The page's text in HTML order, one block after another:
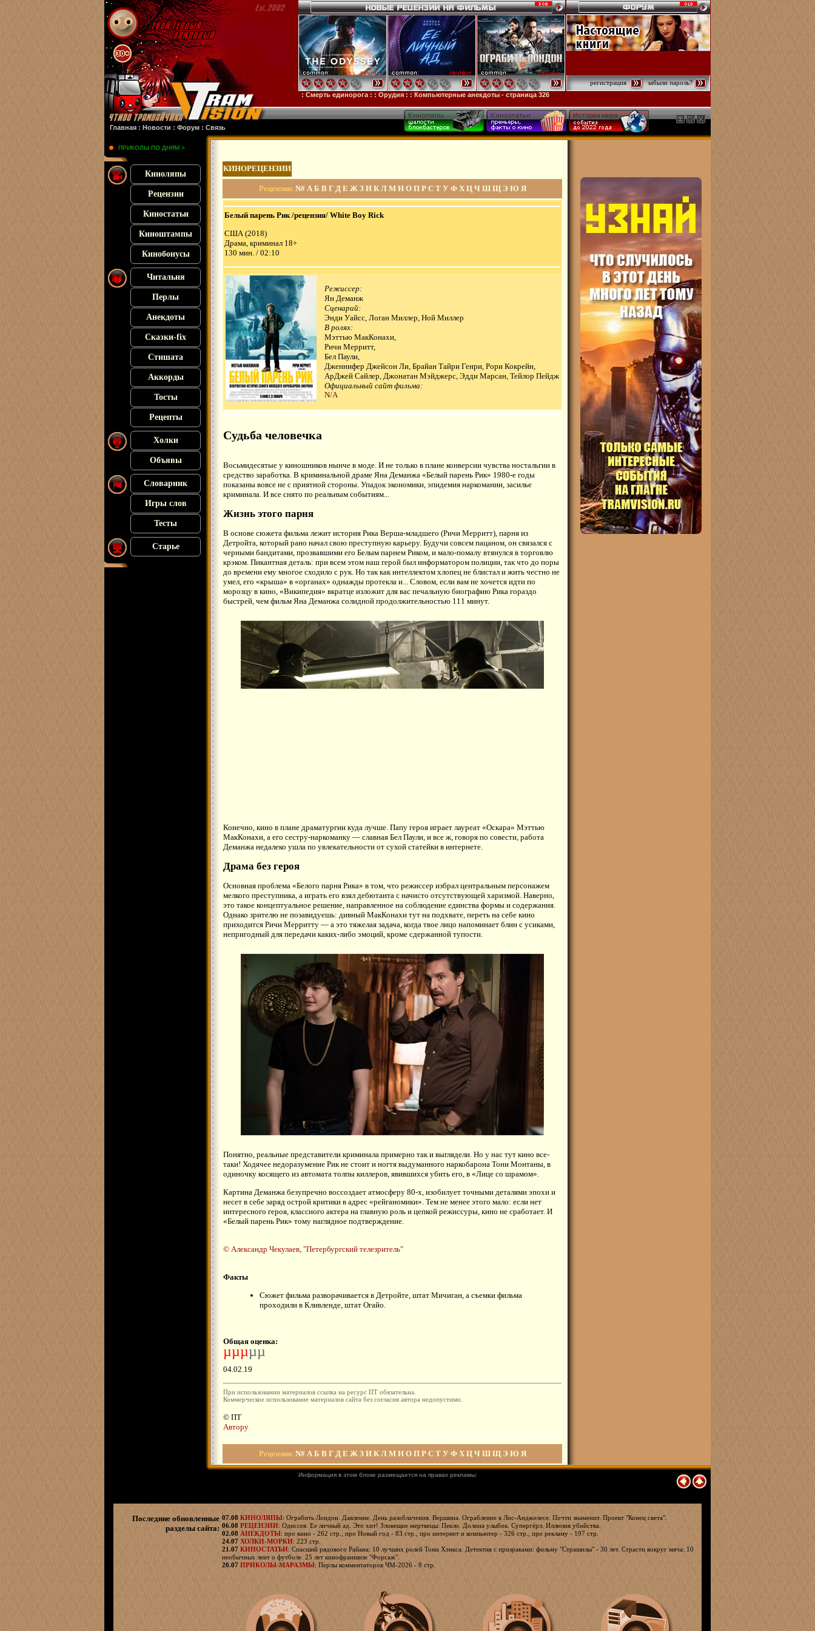
Главная : Новости : Форум : Связь
2 : : Похищенная Франкенштейн: :Микки 17: :Субстанция: :28 лет спустя Смерть единорога: :Орудия : :Компьютерные анекдоты - страница 326
регистрация забыли пароль?
ПРИКОЛЫ ПО ДНЯМ >
Киноляпы
Рецензии
Киностатьи
Киноштампы
Кинобонусы
Читальня
Перлы
Анекдоты
Сказки-fix
Стишата
Аккорды
Тосты
Рецепты
Холки
Объявы
Словарник
Игры слов
Тесты
Старье
КИНОРЕЦЕНЗИИ
Рецензии: N# А Б В Г Д Е Ж З И К Л М Н О П Р С Т У Ф Х Ц Ч Ш Щ Э Ю Я
Белый парень Рик /рецензия/ White Boy Rick
США (2018)
Драма, криминал 18+
130 мин. / 02:10
Режиссер:
Ян Деманж
Сценарий:
Энди Уайсс, Логан Миллер, Ной Миллер
В ролях:
Мэттью МакКонахи,
Ричи Мерритт,
Бел Паули,
Дженнифер Джейсон Ли, Брайан Тайри Генри, Рори Кокрейн,
АрДжей Сайлер, Джонатан Мэйджерс, Эдди Марсан, Тейлор Пейдж
Официальный сайт фильма:
N/A
Судьба человечка
Восьмидесятые у киношников нынче в моде. И не только в плане конверсии чувства ностальгии в
средство заработка. В криминальной драме Яна Деманжа «Белый парень Рик» 1980-е годы
показаны вовсе не с приятной стороны. Упадок экономики, эпидемия наркомании, засилье
криминала. И все снято по реальным событиям...
Жизнь этого парня
В основе сюжета фильма лежит история Рика Верша-младшего (Ричи Мерритт), парня из
Детройта, который рано начал свою преступную карьеру. Будучи совсем пацаном, он связался с
черными бандитами, прозвавшими его Белым парнем Риком, и мало-помалу втянулся в торговлю
крэком. Пикантная деталь: при всем этом наш герой был информатором полиции, так что до поры
до времени ему многое сходило с рук. Но так как интеллектом хлопец не блистал и жить честно не
умел, его «крыша» в «органах» однажды протекла и... Словом, если вам не хочется идти по
морозцу в кино, «Википедия» вкратце изложит для вас печальную биографию Рика гораздо
быстрей, чем фильм Яна Деманжа солидной продолжительностью 111 минут.
Конечно, кино в плане драматургии куда лучше. Папу героя играет лауреат «Оскара» Мэттью
МакКонахи, а его сестру-наркоманку — славная Бел Паули, и все ж, говоря по совести, работа
Деманжа недалеко ушла по увлекательности от сухой статейки в интернете.
Драма без героя
Основная проблема «Белого парня Рика» в том, что режиссер избрал центральным персонажем
мелкого преступника, а играть его взял дебютанта с начисто отсутствующей харизмой. Наверно,
это такое концептуальное решение, направленное на соблюдение единства формы и содержания.
Однако зрителю не позавидуешь: дивный МакКонахи тут на подхвате, переть на себе кино
приходится Ричи Мерритту — а это тяжелая задача, когда твое лицо напоминает блин с усиками,
непригодный для передачи каких-либо эмоций, кроме сдержанной тупости.
Понятно, реальные представители криминала примерно так и выглядели. Но у нас тут кино все-
таки! Ходячее недоразумение Рик не стоит и ногтя выдуманного наркобарона Тони Монтаны, в
одиночку косящего из автомата толпы киллеров, явившихся убить его, в «Лице со шрамом».
Картина Деманжа безупречно воссоздает атмосферу 80-х, изобилует точными деталями эпохи и
несет в себе заряд острой критики в адрес «рейганомики». Тем не менее этого мало: если нет
интересного героя, классного актера на главную роль и цепкой режиссуры, кино не сработает. И
«Белый парень Рик» тому наглядное подтверждение.
© Александр Чекулаев, "Петербургский телезритель"
Факты
Сюжет фильма разворачивается в Детройте, штат Мичиган, а съемки фильма
проходили в Кливленде, штат Огайо.
Общая оценка:
µµµµµ
04.02.19
При использовании материалов ссылка на ресурс ПТ обязательна.
Коммерческое использование материалов сайта без согласия автора недопустимо.
© ПТ
Автору
Рецензии: N# А Б В Г Д Е Ж З И К Л М Н О П Р С Т У Ф Х Ц Ч Ш Щ Э Ю Я
Информация в этом блоке размещается на правах рекламы:
Последние обновленные
разделы сайта:
07.08 КИНОЛЯПЫ: Ограбить Лондон. Давление. День разоблачения. Вершина. Ограбление в Лос-Анджелесе. Почти знаменит. Проект "Конец света".
06.08 РЕЦЕНЗИИ: Одиссея. Ее личный ад. Это хит! Зловещие мертвецы: Пекло. Долина улыбок. Супергёрл. Иллюзия убийства.
02.08 АНЕКДОТЫ: про кино - 262 стр., про Новый год - 83 стр., про интернет и компьютер - 326 стр., про рекламу - 197 стр.
24.07 ХОЛКИ-МОРКИ: 223 стр.
21.07 КИНОСТАТЬИ: Спасший рядового Райана: 10 лучших ролей Тома Хэнкса. Детектив с призраками: фильму "Страшилы" - 30 лет. Страсти вокруг мяча: 10
необычных лент о футболе. 25 лет кинофраншизе "Форсаж".
20.07 ПРИКОЛЫ-МАРАЗМЫ: Перлы комментаторов ЧМ-2026 - 8 стр.